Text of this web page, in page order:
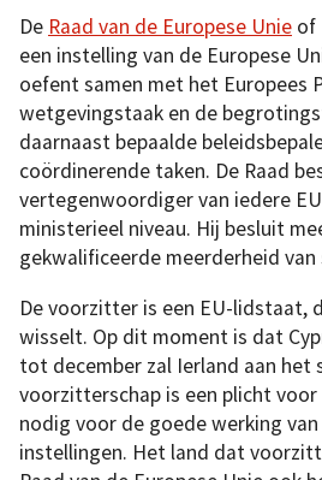
De Raad van de Europese Unie of
een instelling van de Europese
oefent samen met het Europees
wetgevingstaak en de
daarnaast bepaalde
coördinerende taken. De Raad
vertegenwoordiger van iedere
ministerieel niveau. Hij besluit
gekwalificeerde meerderheid van
De voorzitter is een EU-lidstaat,
wisselt. Op dit moment is dat
tot december zal Ierland aan
voorzitterschap is een plicht
nodig voor de goede werking
instellingen. Het land dat